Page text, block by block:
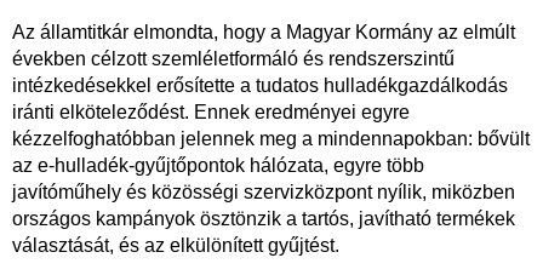
Az államtitkár elmondta, hogy a Magyar Kormány az elmúlt
években célzott szemléletformáló és rendszerszintű
intézkedésekkel erősítette a tudatos hulladékgazdálkodás
iránti elköteleződést. Ennek eredményei egyre
kézzelfoghatóbban jelennek meg a mindennapokban: bővült
az e-hulladék-gyűjtőpontok hálózata, egyre több
javítóműhely és közösségi szervizközpont nyílik, miközben
országos kampányok ösztönzik a tartós, javítható termékek
választását, és az elkülönített gyűjtést.